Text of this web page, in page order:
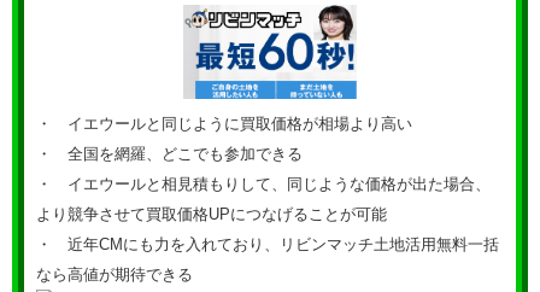
・ イエウールと同じように買取価格が相場より高い
・ 全国を網羅、どこでも参加できる
・ イエウールと相見積もりして、同じような価格が出た場合、
より競争させて買取価格UPにつなげることが可能
・ 近年CMにも力を入れており、リビンマッチ土地活用無料一括
なら高値が期待できる